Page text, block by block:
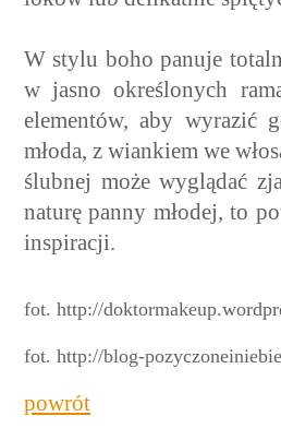
W stylu boho panuje
w jasno określonych
elementów, aby wyrazić
młoda, z wiankiem we
ślubnej może wyglądać
naturę panny młodej, to
inspiracji.
fot. http://
fot. http://blog-
powrót